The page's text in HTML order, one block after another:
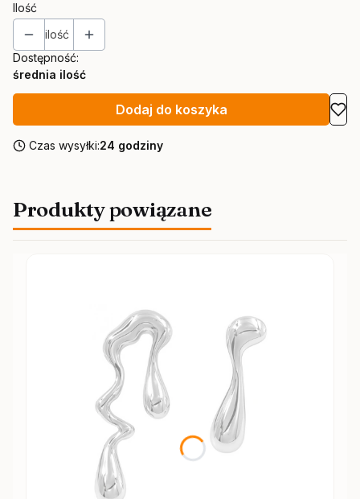
Ilość
ilość
Dostępność:
średnia ilość
Dodaj do koszyka
Czas wysyłki:24 godziny
Produkty powiązane